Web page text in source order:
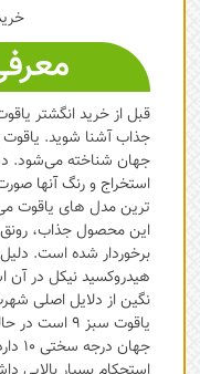
قبل از خرید انگشتر
جذاب آشنا شوید.
جهان شناخته می‌شود.
استخراج و رنگ آنها
ترین مدل های یاقوت
این محصول جذاب، رونق
برخوردار شده است.
هیدروکسید نیکل در آن
نگین از دلایل اصلی
یاقوت سبز